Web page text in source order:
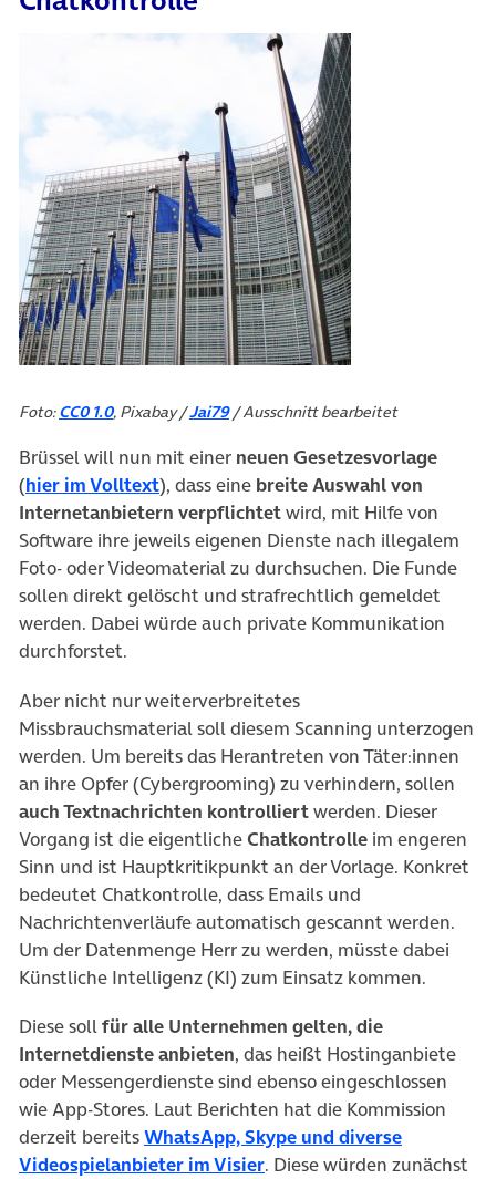
Foto:CC0 1.0, Pixabay /Jai79/ Ausschnitt bearbeitet
Brüssel will nun mit einer neuen Gesetzesvorlage
(hier im Volltext(öffnet in neuem Tab)
), dass eine breite Auswahl von
Internetanbietern verpflichtetwird, mit Hilfe von
Software ihre jeweils eigenen Dienste nach illegalem
Foto- oder Videomaterial zu durchsuchen. Die Funde
sollen direkt gelöscht und strafrechtlich gemeldet
werden. Dabei würde auch private Kommunikation
durchforstet.
Aber nicht nur weiterverbreitetes
Missbrauchsmaterial soll diesem Scanning unterzogen
werden. Um bereits das Herantreten von Täter:innen
an ihre Opfer (Cybergrooming) zu verhindern, sollen
auch Textnachrichten kontrolliertwerden. Dieser
Vorgang ist die eigentlicheChatkontrolle im engeren
Sinn und ist Hauptkritikpunkt an der Vorlage. Konkret
bedeutet Chatkontrolle, dass Emails und
Nachrichtenverläufe automatisch gescannt werden.
Um der Datenmenge Herr zu werden, müsste dabei
Künstliche Intelligenz (KI) zum Einsatz kommen.
Diese sollfür alle Unternehmen gelten, die
Internetdienste anbieten, das heißt Hostinganbiete
oder Messengerdienste sind ebenso eingeschlossen
wie App-Stores. Laut Berichten hat die Kommission
derzeit bereitsWhatsApp, Skype und diverse
Videospielanbieter im Visier(öffnet in neuem Tab)
. Diese würden zunächst